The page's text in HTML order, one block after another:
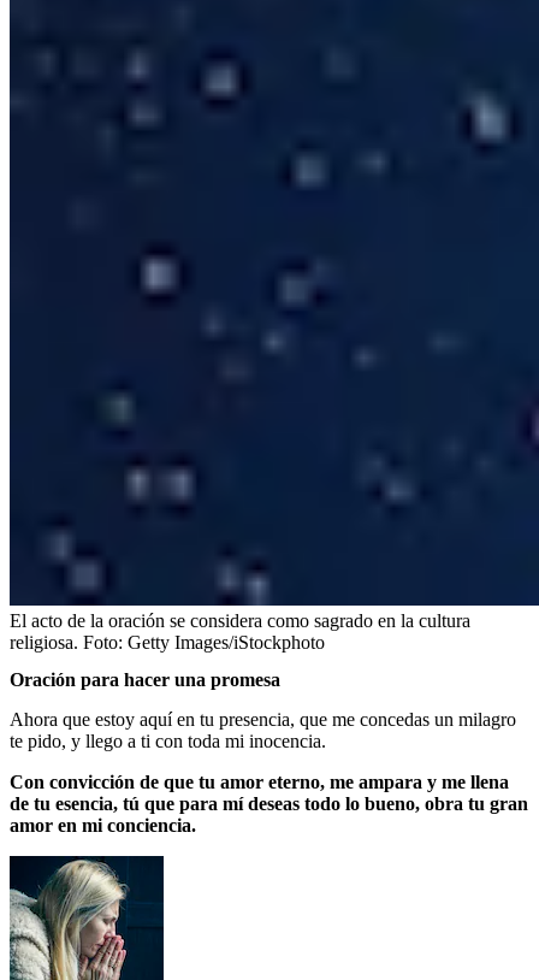
El acto de la oración se considera como sagrado en la cultura
religiosa. Foto: Getty Images/iStockphoto
Oración para hacer una promesa
Ahora que estoy aquí en tu presencia, que me concedas un milagro
te pido, y llego a ti con toda mi inocencia.
Con convicción de que tu amor eterno, me ampara y me llena
de tu esencia, tú que para mí deseas todo lo bueno, obra tu gran
amor en mi conciencia.